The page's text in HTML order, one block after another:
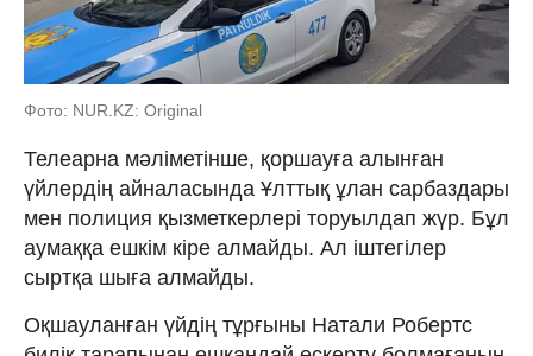
Фото: NUR.KZ: Original
Телеарна мәліметінше, қоршауға алынған
үйлердің айналасында Ұлттық ұлан сарбаздары
мен полиция қызметкерлері торуылдап жүр. Бұл
аумаққа ешкім кіре алмайды. Ал іштегілер
сыртқа шыға алмайды.
Оқшауланған үйдің тұрғыны Натали Робертс